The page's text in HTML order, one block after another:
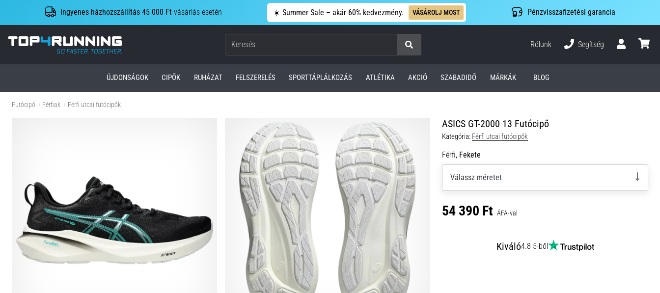
Ingyenes házhozszállítás 45 000 Ft vásárlás esetén ☀️ Summer Sale – akár 60% kedvezmény. VÁSÁROLJ MOST Pénzvisszafizetési garancia
Top4Running.hu
Keresés
Rólunk
Segítség
ÚJDONSÁGOK CIPŐK RUHÁZAT FELSZERELÉS SPORTTÁPLÁLKOZÁS ATLÉTIKA AKCIÓ SZABADIDŐ MÁRKÁK BLOG
Futócipő Férfiak Férfi utcai futócipők
ASICS GT-2000 13 Futócipő
Kategória: Férfi utcai futócipők
Férfi, Fekete
Válassz méretet
54 390 Ft ÁFA-val
Kiváló4.8 5-ből